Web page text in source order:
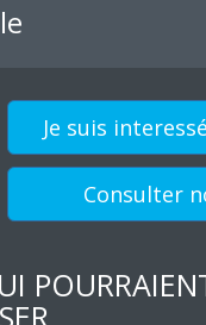
Je suis
Consulter